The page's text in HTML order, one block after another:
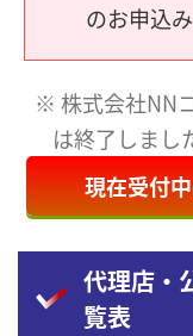
のお申込
※ 株式会社NN
は終了しまし
現在受付
代理店・
覧表